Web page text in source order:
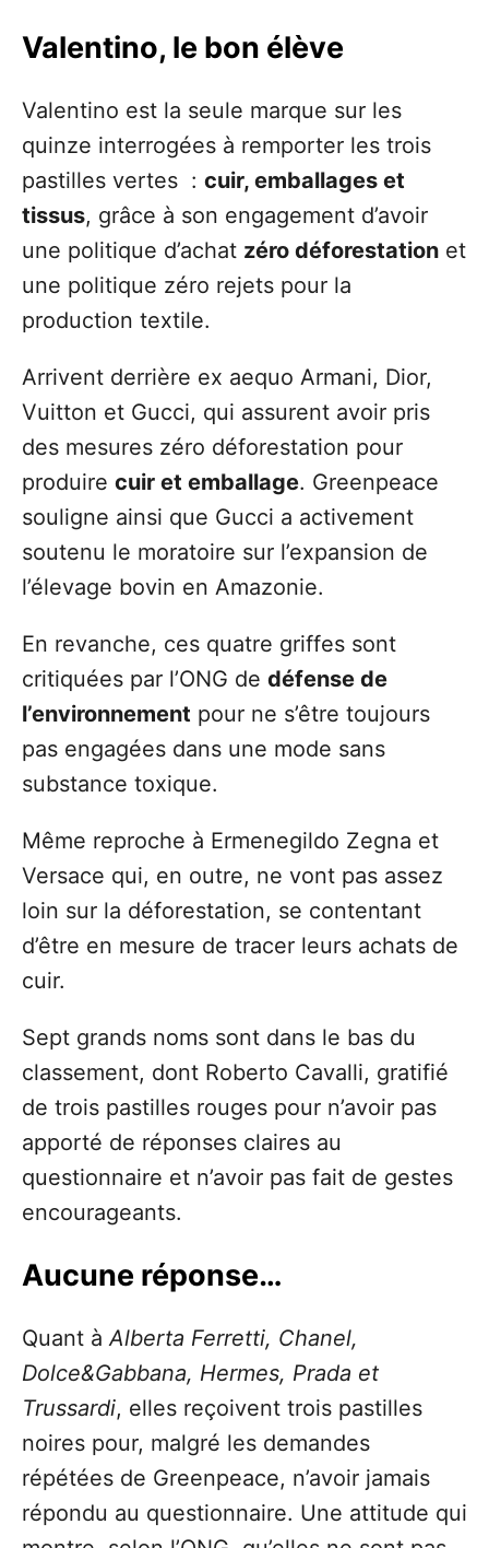
Valentino, le bon élève
Valentino est la seule marque sur les
quinze interrogées à remporter les trois
pastilles vertes : cuir, emballages et
tissus, grâce à son engagement d’avoir
une politique d’achat zéro déforestation et
une politique zéro rejets pour la
production textile.
Arrivent derrière ex aequo Armani, Dior,
Vuitton et Gucci, qui assurent avoir pris
des mesures zéro déforestation pour
produire cuir et emballage. Greenpeace
souligne ainsi que Gucci a activement
soutenu le moratoire sur l’expansion de
l’élevage bovin en Amazonie.
En revanche, ces quatre griffes sont
critiquées par l’ONG de défense de
l’environnement pour ne s’être toujours
pas engagées dans une mode sans
substance toxique.
Même reproche à Ermenegildo Zegna et
Versace qui, en outre, ne vont pas assez
loin sur la déforestation, se contentant
d’être en mesure de tracer leurs achats de
cuir.
Sept grands noms sont dans le bas du
classement, dont Roberto Cavalli, gratifié
de trois pastilles rouges pour n’avoir pas
apporté de réponses claires au
questionnaire et n’avoir pas fait de gestes
encourageants.
Aucune réponse…
Quant àAlberta Ferretti, Chanel,
Dolce&Gabbana, Hermes, Prada et
Trussardi, elles reçoivent trois pastilles
noires pour, malgré les demandes
répétées de Greenpeace, n’avoir jamais
répondu au questionnaire. Une attitude qui